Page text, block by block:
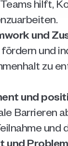
hilft,
und
und
zu
und
Barrieren
und